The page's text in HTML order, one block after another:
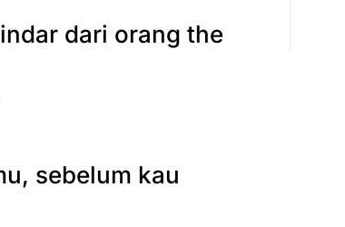
dari orang the
sebelum kau